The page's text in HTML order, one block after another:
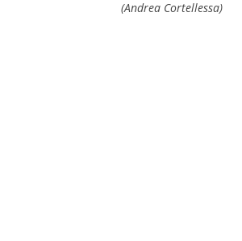
(Andrea Cortellessa)